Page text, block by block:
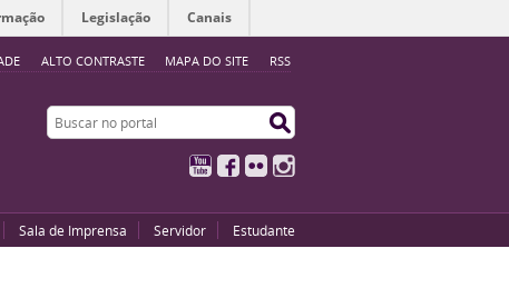
ALTO CONTRASTE MAPA DO SITE RSS
Legislação Canais
Buscar no portal
YouTubeFacebook
Flickr
Sala de Imprensa Servidor Estudante